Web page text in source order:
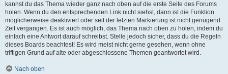
kannst du das Thema wieder ganz nach oben auf die erste Seite des Forums
holen. Wenn du den entsprechenden Link nicht siehst, dann ist die Funktion
möglicherweise deaktiviert oder seit der letzten Markierung ist nicht genügend
Zeit vergangen. Es ist auch möglich, das Thema nach oben zu holen, indem du
einfach eine Antwort darauf schreibst. Stelle jedoch sicher, dass du die Regeln
dieses Boards beachtest! Es wird meist nicht gerne gesehen, wenn ohne
triftigen Grund auf alte oder abgeschlossene Themen geantwortet wird.
Nach oben